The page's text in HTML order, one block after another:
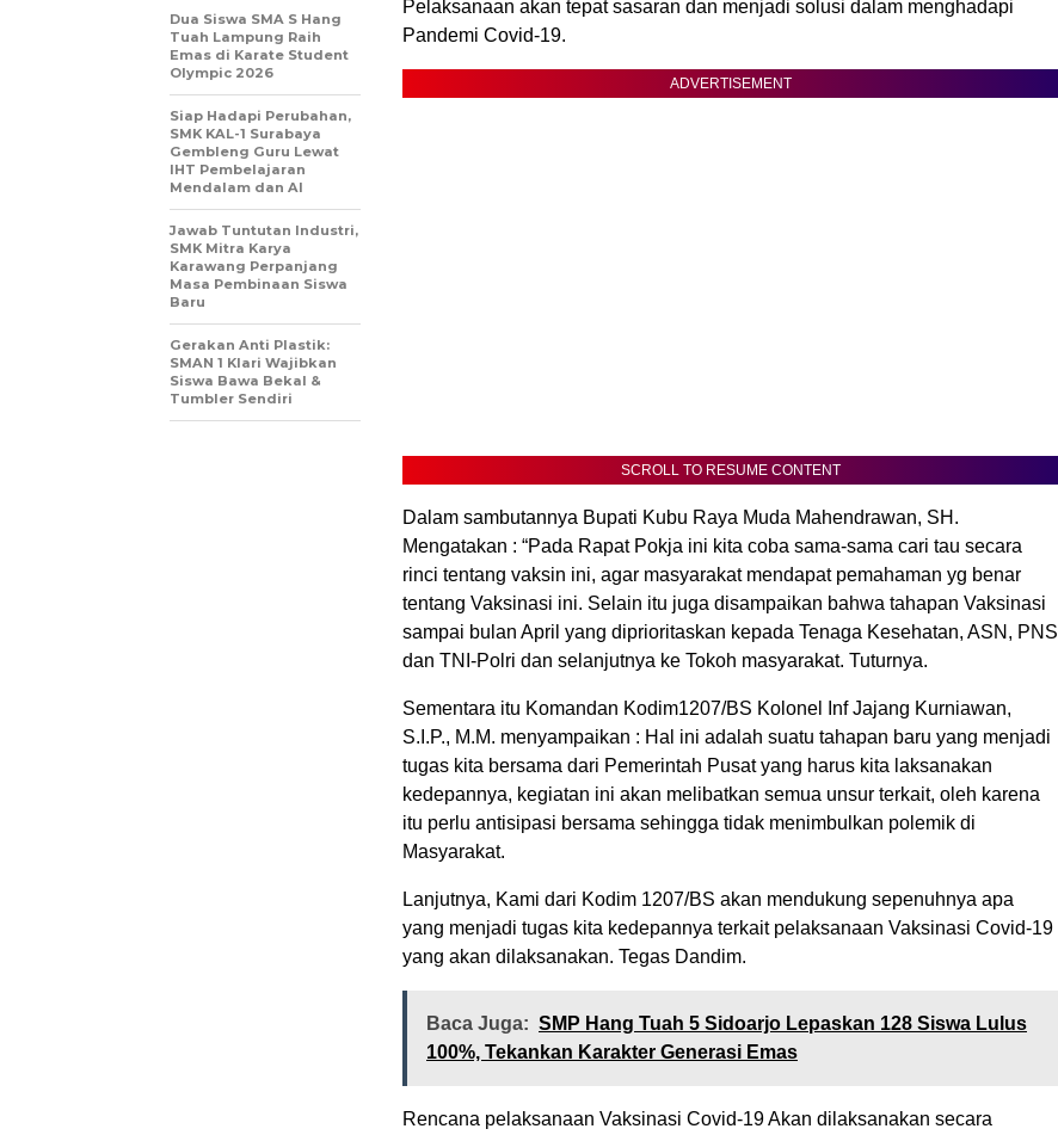
Pelaksanaan akan tepat sasaran dan menjadi solusi dalam menghadapi
Pandemi Covid-19.
ADVERTISEMENT
SCROLL TO RESUME CONTENT
Dalam sambutannya Bupati Kubu Raya Muda Mahendrawan, SH.
Mengatakan : “Pada Rapat Pokja ini kita coba sama-sama cari tau secara
rinci tentang vaksin ini, agar masyarakat mendapat pemahaman yg benar
tentang Vaksinasi ini. Selain itu juga disampaikan bahwa tahapan Vaksinasi
sampai bulan April yang diprioritaskan kepada Tenaga Kesehatan, ASN, PNS
dan TNI-Polri dan selanjutnya ke Tokoh masyarakat. Tuturnya.
Sementara itu Komandan Kodim1207/BS Kolonel Inf Jajang Kurniawan,
S.I.P., M.M. menyampaikan : Hal ini adalah suatu tahapan baru yang menjadi
tugas kita bersama dari Pemerintah Pusat yang harus kita laksanakan
kedepannya, kegiatan ini akan melibatkan semua unsur terkait, oleh karena
itu perlu antisipasi bersama sehingga tidak menimbulkan polemik di
Masyarakat.
Lanjutnya, Kami dari Kodim 1207/BS akan mendukung sepenuhnya apa
yang menjadi tugas kita kedepannya terkait pelaksanaan Vaksinasi Covid-19
yang akan dilaksanakan. Tegas Dandim.
Baca Juga: SMP Hang Tuah 5 Sidoarjo Lepaskan 128 Siswa Lulus
100%, Tekankan Karakter Generasi Emas
Rencana pelaksanaan Vaksinasi Covid-19 Akan dilaksanakan secara
Dua Siswa SMA S Hang
Tuah Lampung Raih
Emas di Karate Student
Olympic 2026
Siap Hadapi Perubahan,
SMK KAL-1 Surabaya
Gembleng Guru Lewat
IHT Pembelajaran
Mendalam dan AI
Jawab Tuntutan Industri,
SMK Mitra Karya
Karawang Perpanjang
Masa Pembinaan Siswa
Baru
Gerakan Anti Plastik:
SMAN 1 Klari Wajibkan
Siswa Bawa Bekal &
Tumbler Sendiri